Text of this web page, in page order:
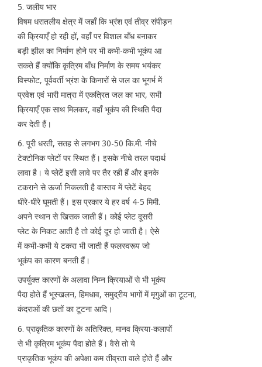
5. जलीय भार
विषम धरातलीय क्षेत्र में जहाँ कि भ्रंश एवं तीव्र संपीड़न
की क्रियाएँ हो रही हों, वहाँ पर विशाल बाँध बनाकर
बड़ी झील का निर्माण होने पर भी कभी-कभी भूकंप आ
सकते हैं क्योंकि कृत्रिम बाँध निर्माण के समय भयंकर
विस्फोट, पूर्ववर्ती भ्रंश के किनारों से जल का भूगर्भ में
प्रवेश एवं भारी मात्रा में एकत्रित जल का भार, सभी
क्रियाएँ एक साथ मिलकर, वहाँ भूकंप की स्थिति पैदा
कर देती हैं।
6. पूरी धरती, सतह से लगभग 30-50 कि.मी. नीचे
टेक्टोनिक प्लेटों पर स्थित हैं। इसके नीचे तरल पदार्थ
लावा है। ये प्लेटें इसी लावे पर तैर रही हैं और इनके
टकराने से ऊर्जा निकलती है वास्तव में प्लेटें बेहद
धीरे-धीरे घूमती हैं। इस प्रकार ये हर वर्ष 4-5 मिमी.
अपने स्थान से खिसक जाती हैं। कोई प्लेट दूसरी
प्लेट के निकट आती है तो कोई दूर हो जाती है। ऐसे
में कभी-कभी ये टकरा भी जाती हैं फलस्वरूप जो
भूकंप का कारण बनती हैं।
उपर्युक्त कारणों के अलावा निम्न क्रियाओं से भी भूकंप
पैदा होते हैं भूस्खलन, हिमधाव, समुद्रीय भागों में मृगुओं का टूटना,
कंदराओं की छतों का टूटना आदि।
6. प्राकृतिक कारणों के अतिरिक्त, मानव क्रिया-कलापों
से भी कृत्रिम भूकंप पैदा होते हैं। वैसे तो ये
प्राकृतिक भूकंप की अपेक्षा कम तीव्रता वाले होते हैं और